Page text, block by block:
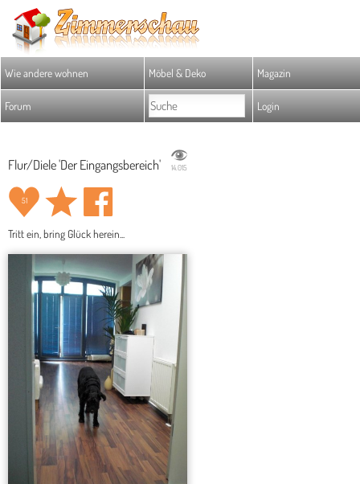
Wie andere wohnen Möbel & Deko Magazin
Forum Login
Flur/Diele 'Der Eingangsbereich' 14.015
51
Tritt ein, bring Glück herein...